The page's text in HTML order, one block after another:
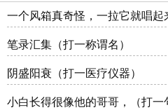
一个风箱真奇怪，一拉它就唱起
笔录汇集（打一称谓名）
阴盛阳衰（打一医疗仪器）
小白长得很像他的哥哥，（打一